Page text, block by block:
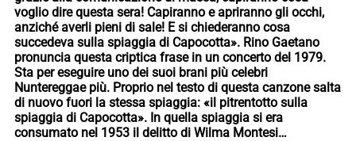
voglio dire questa sera! Capiranno e apriranno gli occhi,
anziché averli pieni di sale! E si chiederanno cosa
succedeva sulla spiaggia di Capocotta». Rino Gaetano
pronuncia questa criptica frase in un concerto del 1979.
Sta per eseguire uno dei suoi brani più celebri
Nuntereggae più. Proprio nel testo di questa canzone salta
di nuovo fuori la stessa spiaggia: «il pitrentotto sulla
spiaggia di Capocotta». In quella spiaggia si era
consumato nel 1953 il delitto di Wilma Montesi…